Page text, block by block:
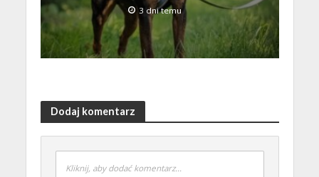
3 dni temu
Dodaj komentarz
Kliknij, aby dodać komentarz...